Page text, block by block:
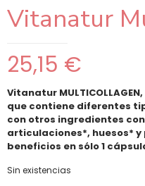
Vitanatur
25,15 €
Vitanatur
que contiene diferentes
con otros ingredientes
articulaciones*, huesos*
beneficios en sólo 1
Sin existencias